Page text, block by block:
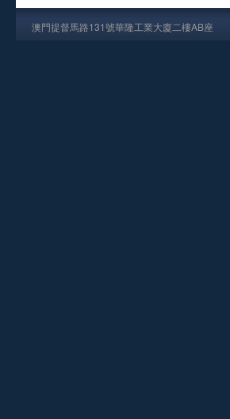
澳門提督馬路131號華隆工業大廈二樓AB座